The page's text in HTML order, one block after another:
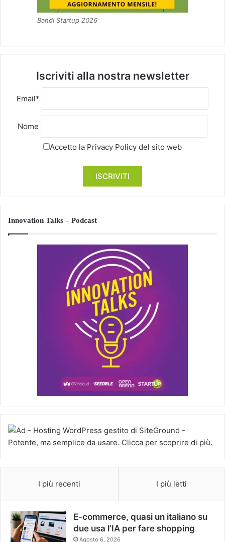
Bandi Startup 2026
Iscriviti alla nostra newsletter
Email*
Nome
Accetto la Privacy Policy del sito web
Innovation Talks – Podcast
I più recenti I più letti
E-commerce, quasi un italiano su
due usa l’IA per fare shopping
Agosto 6, 2026